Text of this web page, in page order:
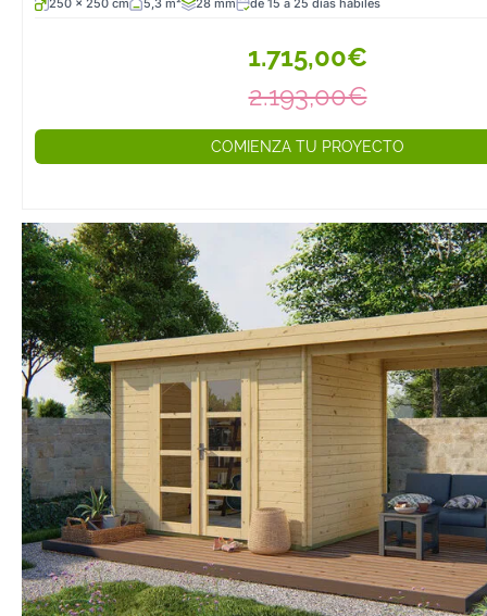
1.715,00€
2.193,00€
COMIENZA TU PROYECTO